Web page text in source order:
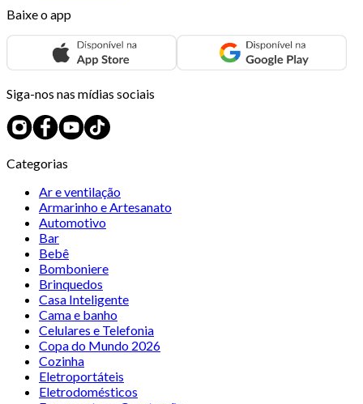
Baixe o app
Siga-nos nas mídias sociais
Categorias
Ar e ventilação
Armarinho e Artesanato
Automotivo
Bar
Bebê
Bomboniere
Brinquedos
Casa Inteligente
Cama e banho
Celulares e Telefonia
Copa do Mundo 2026
Cozinha
Eletroportáteis
Eletrodomésticos